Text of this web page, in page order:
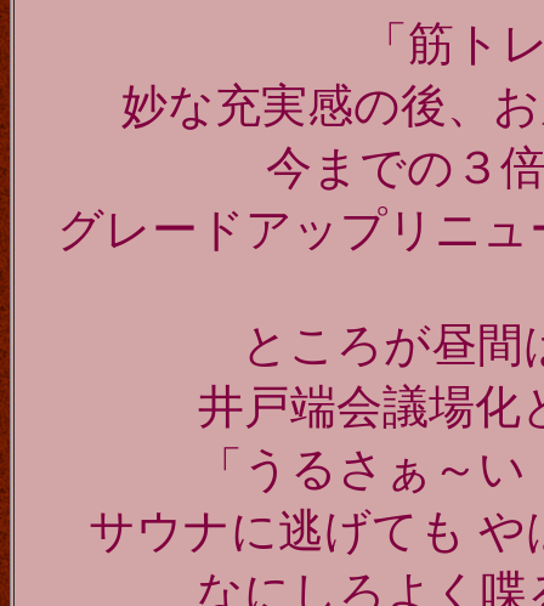
「筋ト
妙な充実感の後、
今までの３
グレードアップリニ
ところが昼
井戸端会議場化
「うるさぁ～
サウナに逃げても
なにしろよく